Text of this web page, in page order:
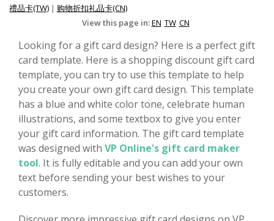
禮品卡(TW) | 购物折扣礼品卡(CN)
View this page in:EN TW CN
Looking for a gift card design? Here is a perfect gift
card template. Here is a shopping discount gift card
template, you can try to use this template to help
you create your own gift card design. This template
has a blue and white color tone, celebrate human
illustrations, and some textbox to give you enter
your gift card information. The gift card template
was designed with VP Online's gift card maker
tool. It is fully editable and you can add your own
text before sending your best wishes to your
customers.